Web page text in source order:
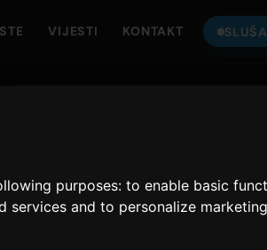
purposes:to enable basic
services and to personalize marketing
VIJESTI KONTAKT
Only Hits Japan